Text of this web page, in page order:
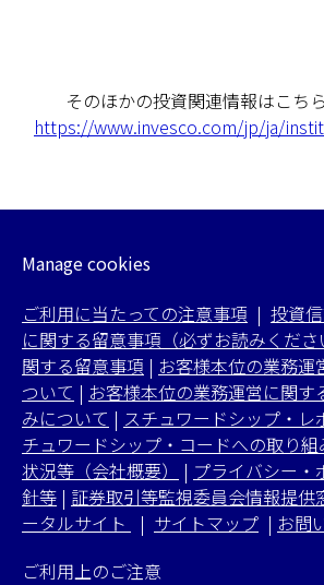
そのほかの投資関連情報はこち
https://www.invesco.com/jp/ja/
Manage cookies
ご利用に当たっての注意事項 | 投資
に関する留意事項（必ずお読みくださ
関する留意事項 | お客様本位の業務運
ついて | お客様本位の業務運営に関す
みについて | スチュワードシップ・レ
チュワードシップ・コードへの取り組
状況等（会社概要）
| プライバシー・
針等 | 証券取引等監視委員会情報提供
ータルサイト
| サイトマップ | お問
ご利用上のご注意